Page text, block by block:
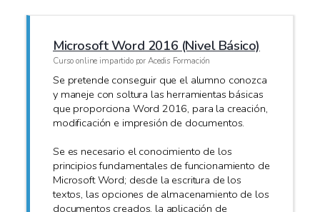
Microsoft Word 2016 (Nivel Básico)
Curso online impartido por Acedis Formación
Se pretende conseguir que el alumno conozca
y maneje con soltura las herramientas básicas
que proporciona Word 2016, para la creación,
modificación e impresión de documentos.
Se es necesario el conocimiento de los
principios fundamentales de funcionamiento de
Microsoft Word; desde la escritura de los
textos, las opciones de almacenamiento de los
documentos creados, la aplicación de